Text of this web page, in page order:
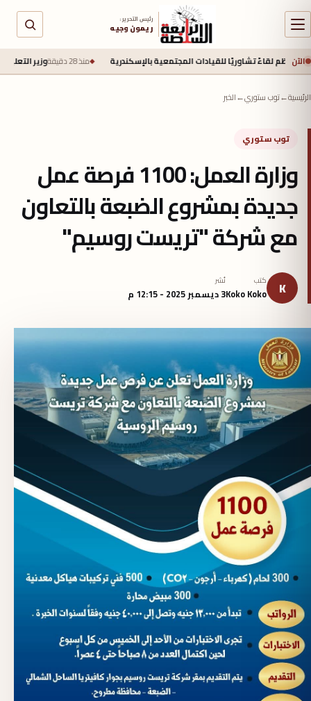
رئيس التحرير :
ريمون وجيه
الآنتشاوريًا للقيادات المجتمعية بالإسكندرية منذ 28 دقيقة وزير التعليم يوقع إتفاقية مع اليابان لتحويل 20
الرئيسية←توب ستوري←الخبر
توب ستوري
وزارة العمل: 1100 فرصة عمل
جديدة بمشروع الضبعة بالتعاون
مع شركة "تريست روسيم"
K كتب
Koko Koko
نُشر
3 ديسمبر 2025 - 12:15 م